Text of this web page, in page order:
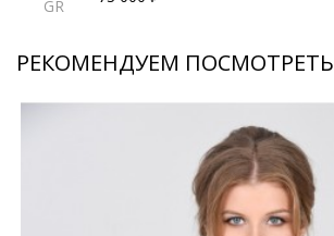
GR
РЕКОМЕНДУЕМ ПОСМОТРЕТЬ